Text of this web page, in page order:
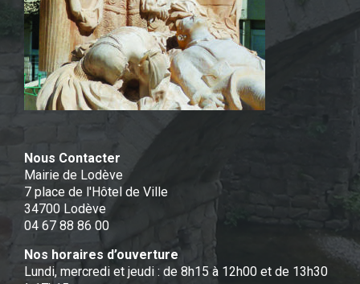
Nous Contacter
Mairie de Lodève
7 place de l'Hôtel de Ville
34700 Lodève
04 67 88 86 00
Nos horaires d’ouverture
Lundi, mercredi et jeudi : de 8h15 à 12h00 et de 13h30